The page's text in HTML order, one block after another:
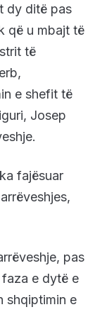
dy ditë pas
që u mbajt të
të
e shefit të
Josep
fajësuar
pas
e dytë e
shqiptimin e